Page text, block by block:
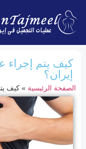
كيف يتم إجراء
إيران؟
الصفحة الرئیسیة» كيف